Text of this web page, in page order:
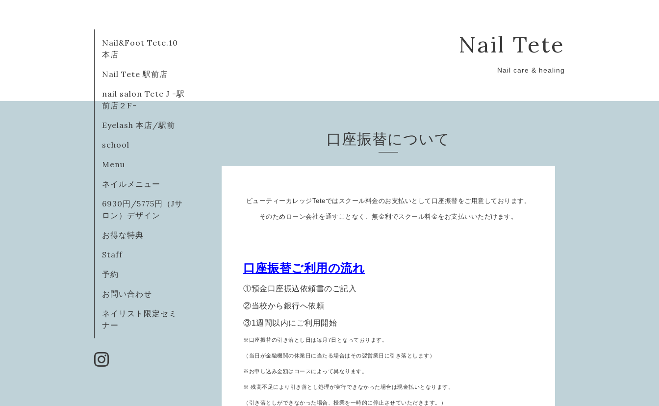
Nail Tete
Nail care & healing
Nail&Foot Tete.10
本店
Nail Tete 駅前店
nail salon Tete J -駅
前店２F-
Eyelash 本店/駅前
school
Menu
ネイルメニュー
6930円/5775円（Jサ
ロン）デザイン
お得な特典
Staff
予約
お問い合わせ
ネイリスト限定セミ
ナー
口座振替について
ビューティーカレッジTeteではスクール料金のお支払いとして 口座振替をご用意しております。
そのためローン会社を通すことなく、無金利でスクール料金をお支払いいただけます。
口座振替ご利用の流れ
①預金口座振込依頼書のご記入
②当校から銀行へ依頼
③1週間以内にご利用開始
※口座振替の引き落とし日は毎月7日となっております。
（当日が金融機関の休業日に当たる場合はその翌営業日に引き落とします）
※お申し込み金額はコースによって異なります。
※ 残高不足により引き落とし処理が実行できなかった場合は現金払いとなります。
（引き落としができなかった場合、授業を一時的に停止させていただきます。）